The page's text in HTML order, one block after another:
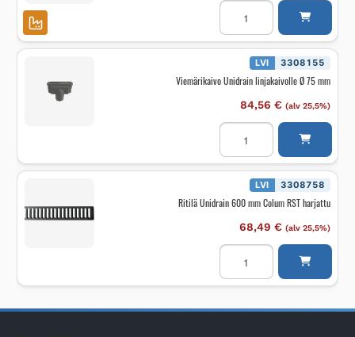
Kehys
Unidrain
300/10
mm,
RST
harjattu
määrä
LVI 3308155
Viemärikaivo Unidrain linjakaivolle Ø 75 mm
84,56 € (alv 25,5%)
Viemärikaivo
Unidrain
linjakaivolle
Ø
75
määrä
LVI 3308758
Ritilä Unidrain 600 mm Colum RST harjattu
68,49 € (alv 25,5%)
Ritilä
Unidrain
mm
harjattu